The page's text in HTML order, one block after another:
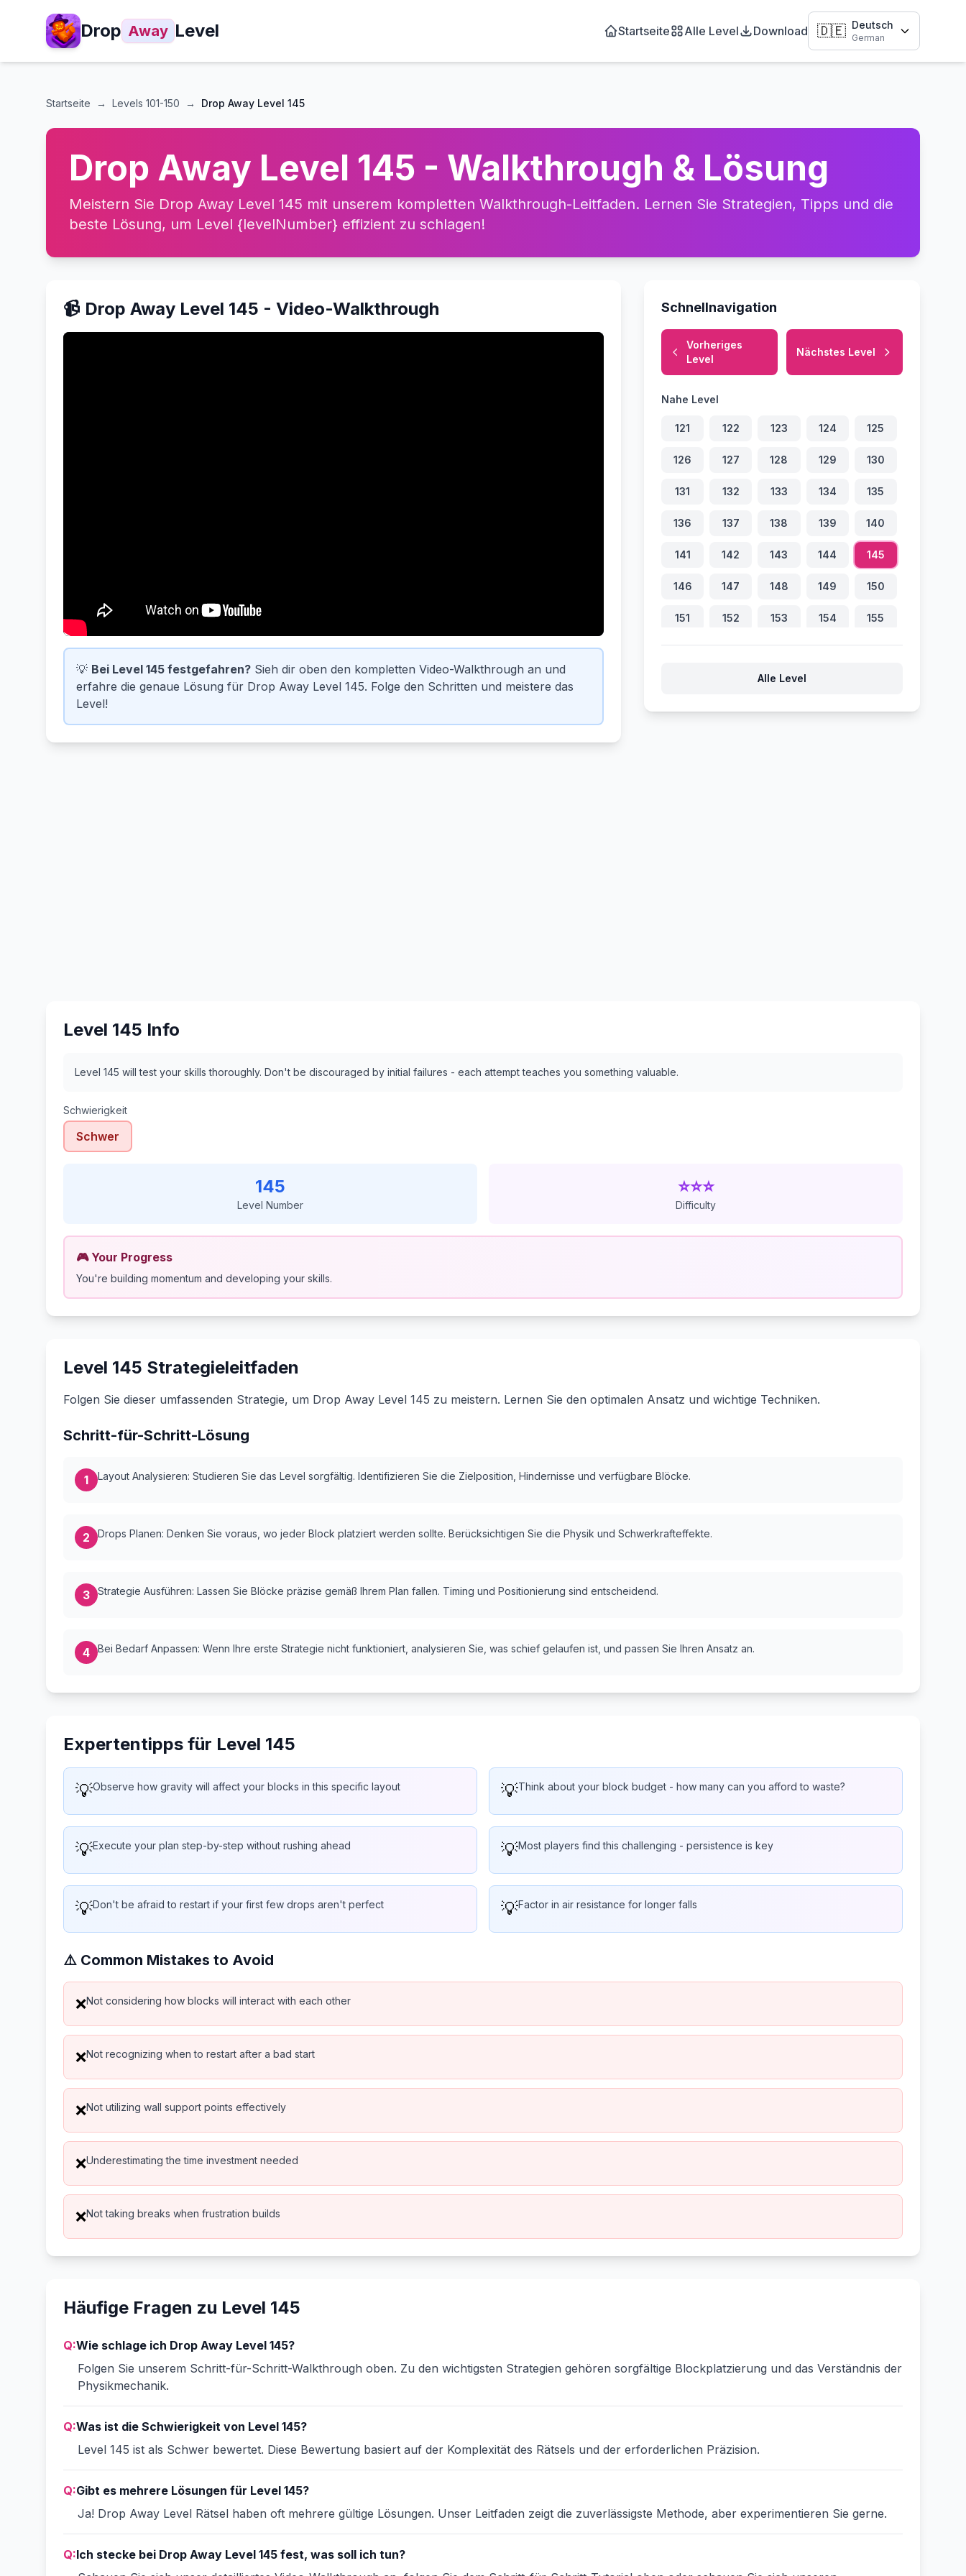
Drop Away Level Startseite Alle Level Download 🇩🇪 Deutsch
German
Startseite → Levels 101-150 → Drop Away Level 145
Drop Away Level 145 - Walkthrough & Lösung
Meistern Sie Drop Away Level 145 mit unserem kompletten Walkthrough-Leitfaden. Lernen Sie Strategien, Tipps und die
beste Lösung, um Level {levelNumber} effizient zu schlagen!
📹 Drop Away Level 145 - Video-Walkthrough
💡 Bei Level 145 festgefahren? Sieh dir oben den kompletten Video-Walkthrough an und
erfahre die genaue Lösung für Drop Away Level 145. Folge den Schritten und meistere das
Level!
Schnellnavigation
Vorheriges
Level
Nächstes Level
Nahe Level
121 122 123 124 125
126 127 128 129 130
131 132 133 134 135
136 137 138 139 140
141 142 143 144 145
146 147 148 149 150
151 152 153 154 155
156 157 158 159 160
163
166 167 168 169
Alle Level
Level 145 Info
Level 145 will test your skills thoroughly. Don't be discouraged by initial failures - each attempt teaches you something valuable.
Schwierigkeit
Schwer
145
Level Number
⭐⭐⭐
Difficulty
🎮 Your Progress
You're building momentum and developing your skills.
Level 145 Strategieleitfaden
Folgen Sie dieser umfassenden Strategie, um Drop Away Level 145 zu meistern. Lernen Sie den optimalen Ansatz und wichtige Techniken.
Schritt-für-Schritt-Lösung
1 Layout Analysieren: Studieren Sie das Level sorgfältig. Identifizieren Sie die Zielposition, Hindernisse und verfügbare Blöcke.
2 Drops Planen: Denken Sie voraus, wo jeder Block platziert werden sollte. Berücksichtigen Sie die Physik und Schwerkrafteffekte.
3 Strategie Ausführen: Lassen Sie Blöcke präzise gemäß Ihrem Plan fallen. Timing und Positionierung sind entscheidend.
4 Bei Bedarf Anpassen: Wenn Ihre erste Strategie nicht funktioniert, analysieren Sie, was schief gelaufen ist, und passen Sie Ihren Ansatz an.
Expertentipps für Level 145
💡Observe how gravity will affect your blocks in this specific layout 💡Think about your block budget - how many can you afford to waste?
💡Execute your plan step-by-step without rushing ahead 💡Most players find this challenging - persistence is key
💡Don't be afraid to restart if your first few drops aren't perfect 💡Factor in air resistance for longer falls
⚠️ Common Mistakes to Avoid
❌Not considering how blocks will interact with each other
❌Not recognizing when to restart after a bad start
❌Not utilizing wall support points effectively
❌Underestimating the time investment needed
❌Not taking breaks when frustration builds
Häufige Fragen zu Level 145
Q:Wie schlage ich Drop Away Level 145?
Folgen Sie unserem Schritt-für-Schritt-Walkthrough oben. Zu den wichtigsten Strategien gehören sorgfältige Blockplatzierung und das Verständnis der
Physikmechanik.
Q:Was ist die Schwierigkeit von Level 145?
Level 145 ist als Schwer bewertet. Diese Bewertung basiert auf der Komplexität des Rätsels und der erforderlichen Präzision.
Q:Gibt es mehrere Lösungen für Level 145?
Ja! Drop Away Level Rätsel haben oft mehrere gültige Lösungen. Unser Leitfaden zeigt die zuverlässigste Methode, aber experimentieren Sie gerne.
Q:Ich stecke bei Drop Away Level 145 fest, was soll ich tun?